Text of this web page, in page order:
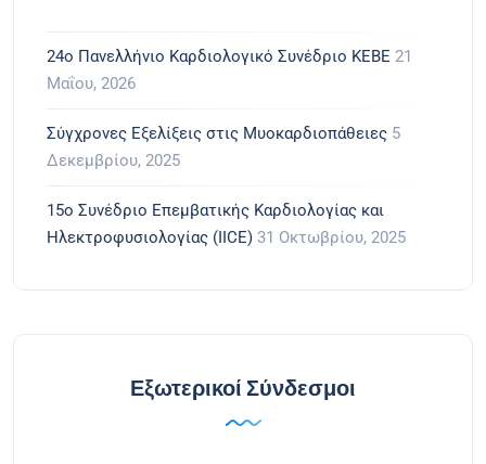
24ο Πανελλήνιο Καρδιολογικό Συνέδριο ΚΕΒΕ 21
Μαΐου, 2026
Σύγχρονες Εξελίξεις στις Μυοκαρδιοπάθειες 5
Δεκεμβρίου, 2025
15ο Συνέδριο Επεμβατικής Καρδιολογίας και
Ηλεκτροφυσιολογίας (IICE) 31 Οκτωβρίου, 2025
Εξωτερικοί Σύνδεσμοι